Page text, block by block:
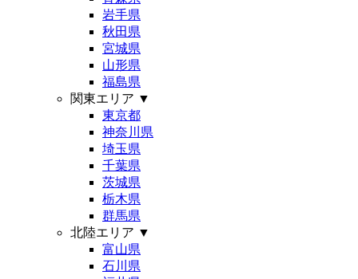
岩手県
秋田県
宮城県
山形県
福島県
関東エリア ▼
東京都
神奈川県
埼玉県
千葉県
茨城県
栃木県
群馬県
北陸エリア ▼
富山県
石川県